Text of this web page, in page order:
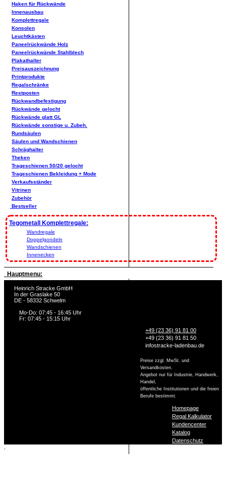
Haken für Rückwände
Innenausbau
Komplettregale
Konsolen
Leuchtkästen
Paneelrückwände Holz
Paneelrückwände Stahlblech
Plakathalter
Preisauszeichnung
Printprodukte
Regalschränke
Restposten
Rückwandbefestigung
Rückwände gelocht
Rückwände glatt GL
Rückwände sonstige u. Zubeh.
Rundsäulen
Säulen und Wandschienen
Schräghalter
Theken
Trageschienen 50/20 gelocht
Trageschienen Bekleidung + Mode
Verkaufsständer
Vitrinen
Zubehör
Bestseller
Tegometall Komplettregale:
Wandregale
Doppelgondeln
Wandschienen
Innenecken
Hauptmenu:
Heinrich Stracke GmbH
In der Graslake 50
DE - 58332 Schwelm
Mo-Do: 07:45 - 16:45 Uhr
Fr: 07:45 - 15:15 Uhr
+49 (23 36) 91 81 00
+49 (23 36) 91 81 50
infostracke-ladenbau.de
Preise zzgl. MwSt. und
Versandkosten.
Angebot nur für Industrie, Handwerk,
Handel,
öffentliche Institutionen und die freien
Berufe bestimmt.
Homepage
Regal Kalkulator
Kundencenter
Katalog
Datenschutz